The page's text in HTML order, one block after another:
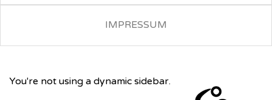
IMPRESSUM
You're not using a dynamic sidebar.